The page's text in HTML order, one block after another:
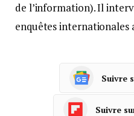
de l’information). Il
enquêtes
Suivre
Suivre